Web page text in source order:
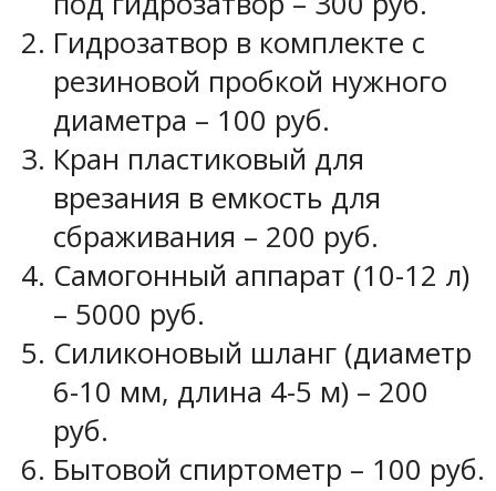
Гидрозатвор в комплекте с
резиновой пробкой нужного
диаметра – 100 руб.
Кран пластиковый для
врезания в емкость для
сбраживания – 200 руб.
Самогонный аппарат (10-12 л)
– 5000 руб.
Силиконовый шланг (диаметр
6-10 мм, длина 4-5 м) – 200
руб.
Бытовой спиртометр – 100 руб.